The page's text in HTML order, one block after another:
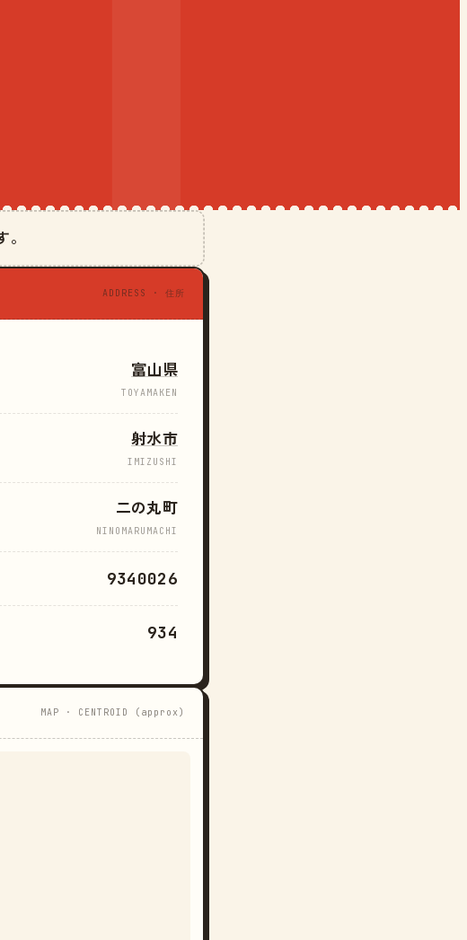
ADDRESS · 住所
富山県
TOYAMAKEN
射水市
IMIZUSHI
二の丸町
NINOMARUMACHI
9340026
934
MAP · CENTROID (approx)